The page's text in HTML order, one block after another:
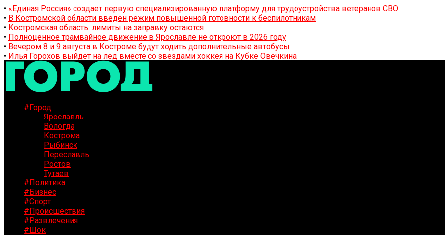
• «Единая Россия» создает первую специализированную платформу для трудоустройства ветеранов СВО
• В Костромской области введён режим повышенной готовности к беспилотникам
• Костромская область: лимиты на заправку остаются
• Полноценное трамвайное движение в Ярославле не откроют в 2026 году
• Вечером 8 и 9 августа в Костроме будут ходить дополнительные автобусы
• Илья Горохов выйдет на лед вместе со звездами хоккея на Кубке Овечкина
#Город
Ярославль
Вологда
Кострома
Рыбинск
Переславль
Ростов
Тутаев
#Политика
#Бизнес
#Спорт
#Происшествия
#Развлечения
#Шок